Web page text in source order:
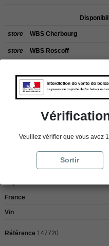
store WBS Cherbourg
store WBS Roscoff
Les commandes sont uniquement
clients de l’étranger, retrait sur
CHERBOURG.
France
Vin
Référence 147720
Veuillez vérifier que vous avez
Sortir